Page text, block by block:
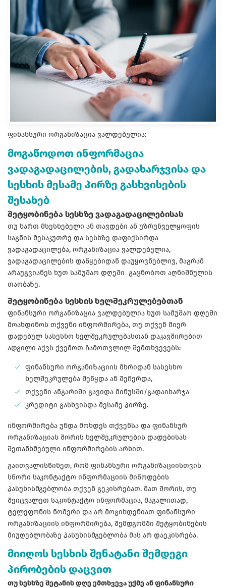
ფინანსური ორგანიზაცია ვალდებულია:
მოგაწოდოთ ინფორმაცია
ვადაგადაცილების, გადახარჯვისა და
სესხის მესამე პირზე გასხვისების
შესახებ
შეტყობინება სესხზე ვადაგადაცილებისას
თუ ხართ მსესხებელი ან თავდები ან უზრუნველყოფის
საგნის მესაკუთრე და სესხზე დაფიქსირდა
ვადაგადაცილება, ორგანიზაცია ვალდებულია,
ვადაგადაცილების დაწყებიდან დაუყოვნებლივ, მაგრამ
არაუგვიანეს ხუთ სამუშაო დღეში გაცნობოთ აღნიშნულის
თაობაზე.
შეტყობინება სესხის ხელშეკრულებებთან
ფინანსური ორგანიზაცია ვალდებულია ხუთ სამუშაო დღეში
მოახდინოს თქვენი ინფორმირება, თუ თქვენ მიერ
დადებულ სასესხო ხელშეკრულებასთან დაკავშირებით
ადგილი აქვს ქვემოთ ჩამოთვლილ შემთხვევებს:
ფინანსური ორგანიზაციის მხრიდან სასესხო
ხელშეკრულება შეწყდა ან შეჩერდა,
თქვენი ანგარიში გავიდა მინუსში/გადაიხარჯა
კრედიტი გასხვისდა მესამე პირზე.
ინფორმირება უნდა მოხდეს თქვენსა და ფინანსურ
ორგანიზაციას შორის ხელშეკრულების დადებისას
შეთანხმებული ინფორმირების არხით.
გაითვალისწინეთ, რომ ფინანსური ორგანიზაციისთვის
სწორი საკონტაქტო ინფორმაციის მიწოდების
პასუხისმგებლობა თქვენ გეკისრებათ. მათ შორის, თუ
შეიცვალეთ საკონტაქტო ინფორმაცია, მაგალითად,
ტელეფონის ნომერი და არ მოგიხდენიათ ფინანსური
ორგანიზაციის ინფორმირება, შემდგომში შეტყობინების
მიუღებლობაზე პასუხისმგებლობა მას არ დაეკისრება.
მიიღოს სესხის შენატანი შემდეგი
პირობების დაცვით
თუ სესხზე შეტანის დღე ემთხვევა უქმე ან ფინანსური